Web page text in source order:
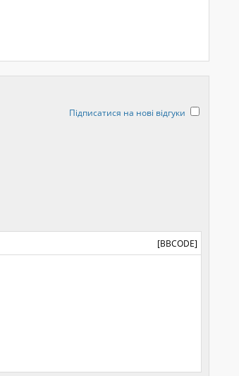
Підписатися на нові відгуки
[BBCODE]